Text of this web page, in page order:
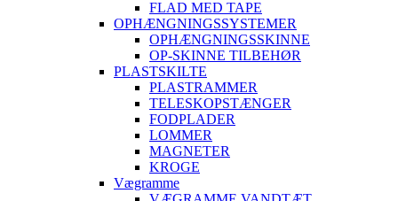
FLAD MED TAPE
OPHÆNGNINGSSYSTEMER
OPHÆNGNINGSSKINNE
OP-SKINNE TILBEHØR
PLASTSKILTE
PLASTRAMMER
TELESKOPSTÆNGER
FODPLADER
LOMMER
MAGNETER
KROGE
Vægramme